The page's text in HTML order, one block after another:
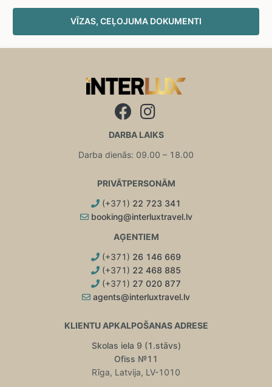
VĪZAS, CEĻOJUMA DOKUMENTI
DARBA LAIKS
Darba dienās: 09.00 – 18.00
PRIVĀTPERSONĀM
(+371) 22 723 341
booking@interluxtravel.lv
AĢENTIEM
(+371) 26 146 669
(+371) 22 468 885
(+371) 27 020 877
agents@interluxtravel.lv
KLIENTU APKALPOŠANAS ADRESE
Skolas iela 9 (1.stāvs)
Ofiss №11
Rīga, Latvija, LV-1010